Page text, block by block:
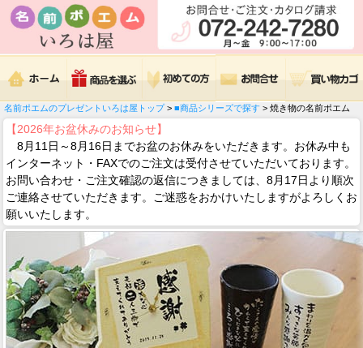
名前ポエムのプレゼントいろは屋トップ> ■商品シリーズで探す > 焼き物の名前ポエム
【2026年お盆休みのお知らせ】
8月11日～8月16日までお盆のお休みをいただきます。お休み中も
インターネット・FAXでのご注文は受付させていただいております。
お問い合わせ・ご注文確認の返信につきましては、8月17日より順次
ご連絡させていただきます。ご迷惑をおかけいたしますがよろしくお
願いいたします。